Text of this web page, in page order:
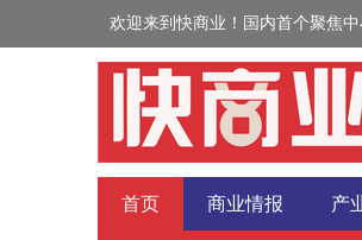
欢迎来到快商业！国内首个聚焦
首页 商业情报 产